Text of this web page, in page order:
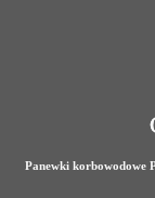
Panewki korbowodowe